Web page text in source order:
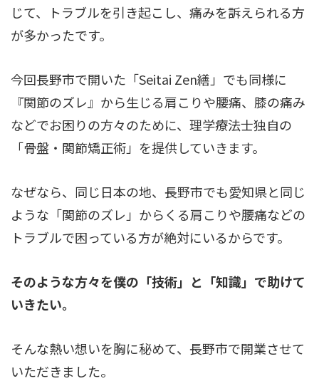
じて、トラブルを引き起こし、痛みを訴えられる方
が多かったです。
今回長野市で開いた「Seitai Zen繕」でも同様に
『関節のズレ』から生じる肩こりや腰痛、膝の痛み
などでお困りの方々のために、理学療法士独自の
「骨盤・関節矯正術」を提供していきます。
なぜなら、同じ日本の地、長野市でも愛知県と同じ
ような「関節のズレ」からくる肩こりや腰痛などの
トラブルで困っている方が絶対にいるからです。
そのような方々を僕の「技術」と「知識」で助けて
いきたい。
そんな熱い想いを胸に秘めて、長野市で開業させて
いただきました。